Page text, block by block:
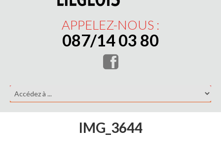
APPELEZ-NOUS :
087/14 03 80
IMG_3644